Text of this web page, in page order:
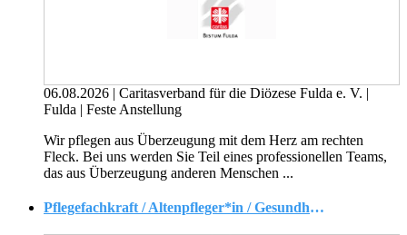
06.08.2026 | Caritasverband für die Diözese Fulda e. V. |
Fulda | Feste Anstellung
Wir pflegen aus Überzeugung mit dem Herz am rechten
Fleck. Bei uns werden Sie Teil eines professionellen Teams,
das aus Überzeugung anderen Menschen ...
Pflegefachkraft / Altenpfleger*in / Gesundheits- und Krankenpfleger*in (w/m/d) in Voll- oder Teilzeit